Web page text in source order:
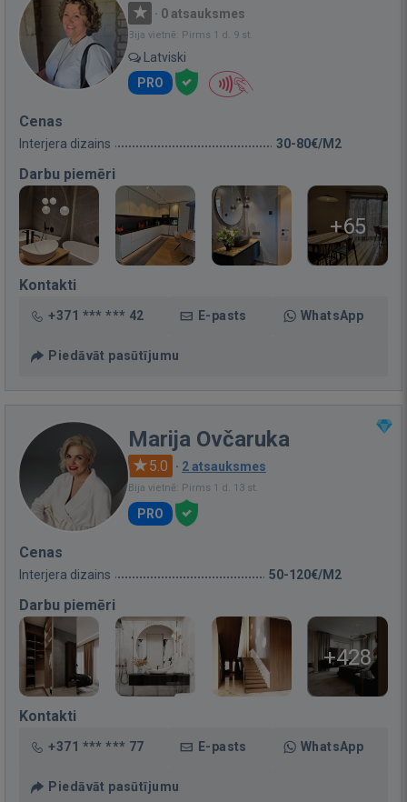
· 0 atsauksmes
Bija vietnē: Pirms 1 d. 9 st.
Latviski
PRO
Cenas
Interjera dizains 30-80€/M2
Darbu piemēri
+65
Kontakti
+371 *** *** 42 E-pasts WhatsApp
Piedāvāt pasūtījumu
Marija Ovčaruka
5.0 · 2 atsauksmes
Bija vietnē: Pirms 1 d. 13 st.
PRO
Cenas
Interjera dizains 50-120€/M2
Darbu piemēri
+428
Kontakti
+371 *** *** 77 E-pasts WhatsApp
Piedāvāt pasūtījumu